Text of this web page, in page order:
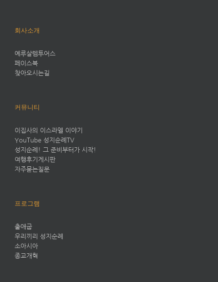
회사소개
예루살렘투어스
페이스북
찾아오시는길
커뮤니티
이집사의 이스라엘 이야기
YouTube 성지순례TV
성지순례! 그 준비부터가 시작!
여행후기게시판
자주묻는질문
프로그램
출애굽
우리끼리 성지순례
소아시아
종교개혁